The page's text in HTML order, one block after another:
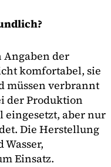
Angaben der
komfortabel, sie
müssen verbrannt
der Produktion
eingesetzt, aber nur
Die Herstellung
Einsatz.